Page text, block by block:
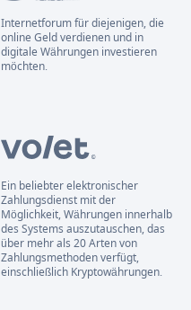
Internetforum für diejenigen, die
online Geld verdienen und in
digitale Währungen investieren
möchten.
Ein beliebter elektronischer
Zahlungsdienst mit der
Möglichkeit, Währungen innerhalb
des Systems auszutauschen, das
über mehr als 20 Arten von
Zahlungsmethoden verfügt,
einschließlich Kryptowährungen.